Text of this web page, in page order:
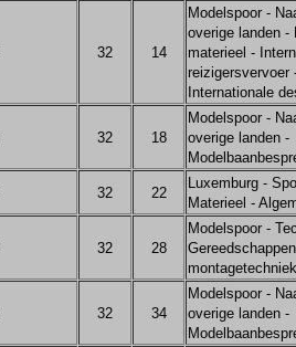
32 14
Modelspoor -
overige landen -
materieel -
reizigersvervoer
Internationale
32 18
Modelspoor -
overige landen -
32 22
Luxemburg -
Materieel -
32 28
Modelspoor -
32 34
Modelspoor -
overige landen -